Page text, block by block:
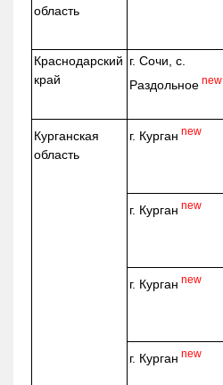
область
Краснодарский
край
г. Сочи, с.
Раздольное new
Курганская
область
г. Курган new
г. Курган new
г. Курган new
г. Курган new